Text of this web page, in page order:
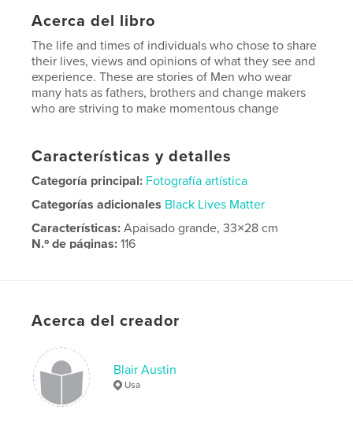
Acerca del libro
The life and times of individuals who chose to share
their lives, views and opinions of what they see and
experience. These are stories of Men who wear
many hats as fathers, brothers and change makers
who are striving to make momentous change
Características y detalles
Categoría principal: Fotografía artística
Categorías adicionales Black Lives Matter
Características:Apaisado grande, 33×28 cm
N.º de páginas:116
Acerca del creador
Blair Austin
Usa